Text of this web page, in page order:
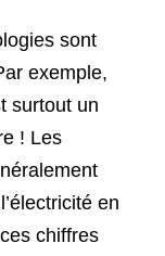
sont
exemple,
surtout un
! Les
en
chiffres